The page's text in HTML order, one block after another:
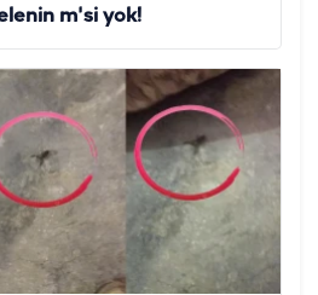
m'si yok!